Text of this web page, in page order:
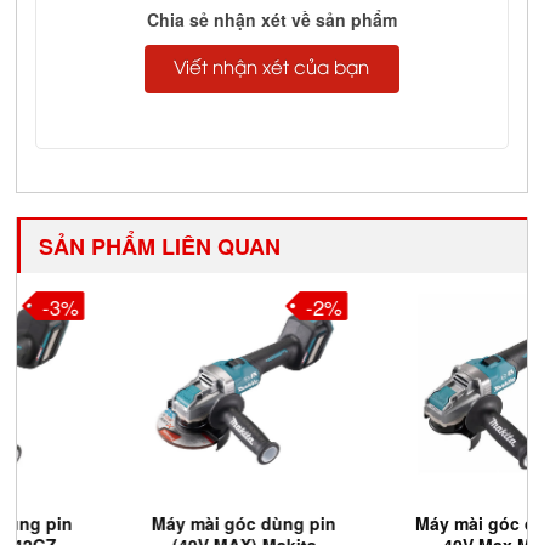
Chia sẻ nhận xét về sản phẩm
Viết nhận xét của bạn
SẢN PHẨM LIÊN QUAN
Máy mài góc dùng pin
Máy mài góc dùng pin